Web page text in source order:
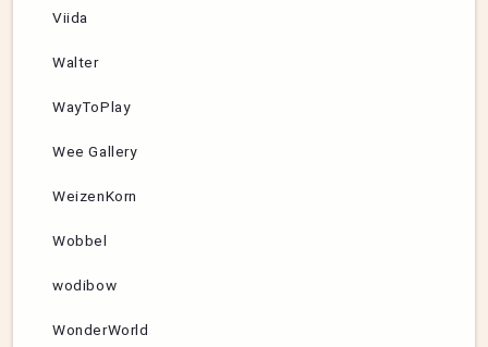
Viida
Walter
WayToPlay
Wee Gallery
WeizenKorn
Wobbel
wodibow
WonderWorld